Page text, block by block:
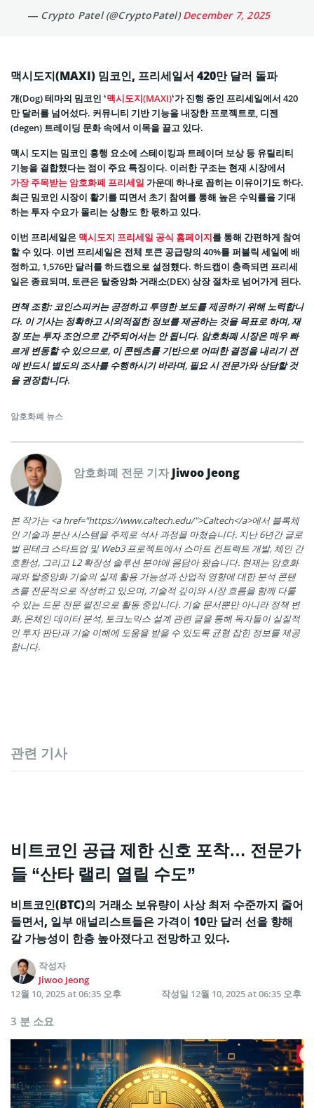
— Crypto Patel (@CryptoPatel)December 7, 2025
맥시도지(MAXI) 밈코인, 프리세일서 420만 달러 돌파
개(Dog) 테마의 밈코인 ‘맥시도지(MAXI)‘가 진행 중인 프리세일에서 420
만 달러를 넘어섰다. 커뮤니티 기반 기능을 내장한 프로젝트로, 디젠
(degen) 트레이딩 문화 속에서 이목을 끌고 있다.
맥시 도지는 밈코인 흥행 요소에 스테이킹과 트레이더 보상 등 유틸리티
기능을 결합했다는 점이 주요 특징이다. 이러한 구조는 현재 시장에서
가장 주목받는 암호화폐 프리세일 가운데 하나로 꼽히는 이유이기도 하다.
최근 밈코인 시장이 활기를 띠면서 초기 참여를 통해 높은 수익률을 기대
하는 투자 수요가 몰리는 상황도 한 몫하고 있다.
이번 프리세일은 맥시도지 프리세일 공식 홈페이지를 통해 간편하게 참여
할 수 있다. 이번 프리세일은 전체 토큰 공급량의 40%를 퍼블릭 세일에 배
정하고, 1,576만 달러를 하드캡으로 설정했다. 하드캡이 충족되면 프리세
일은 종료되며, 토큰은 탈중앙화 거래소(DEX) 상장 절차로 넘어가게 된다.
면책 조항: 코인스피커는 공정하고 투명한 보도를 제공하기 위해 노력합니
다. 이 기사는 정확하고 시의적절한 정보를 제공하는 것을 목표로 하며, 재
정 또는 투자 조언으로 간주되어서는 안 됩니다. 암호화폐 시장은 매우 빠
르게 변동할 수 있으므로, 이 콘텐츠를 기반으로 어떠한 결정을 내리기 전
에 반드시 별도의 조사를 수행하시기 바라며, 필요 시 전문가와 상담할 것
을 권장합니다.
암호화폐 뉴스
암호화폐 전문 기자Jiwoo Jeong
본 작가는 <a href="https://www.caltech.edu/">Caltech</a>에서 블록체
인 기술과 분산 시스템을 주제로 석사 과정을 마쳤습니다. 지난 6년간 글로
벌 핀테크 스타트업 및 Web3 프로젝트에서 스마트 컨트랙트 개발, 체인 간
호환성, 그리고 L2 확장성 솔루션 분야에 몸담아 왔습니다. 현재는 암호화
폐와 탈중앙화 기술의 실제 활용 가능성과 산업적 영향에 대한 분석 콘텐
츠를 전문적으로 작성하고 있으며, 기술적 깊이와 시장 흐름을 함께 다룰
수 있는 드문 전문 필진으로 활동 중입니다. 기술 문서뿐만 아니라 정책 변
화, 온체인 데이터 분석, 토크노믹스 설계 관련 글을 통해 독자들이 실질적
인 투자 판단과 기술 이해에 도움을 받을 수 있도록 균형 잡힌 정보를 제공
합니다.
관련 기사
비트코인 공급 제한 신호 포착… 전문가
들 “산타 랠리 열릴 수도”
비트코인(BTC)의 거래소 보유량이 사상 최저 수준까지 줄어
들면서, 일부 애널리스트들은 가격이 10만 달러 선을 향해
갈 가능성이 한층 높아졌다고 전망하고 있다.
작성자
Jiwoo Jeong
12월 10, 2025 at 06:35 오후
작성일 12월 10, 2025 at 06:35 오후
3 분 소요